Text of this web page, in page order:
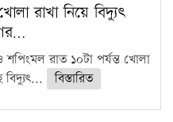
রাখা নিয়ে বিদ্যুৎ
রাত ১০টা পর্যন্ত খোলা
বিদ্যুৎ...
বিস্তারিত